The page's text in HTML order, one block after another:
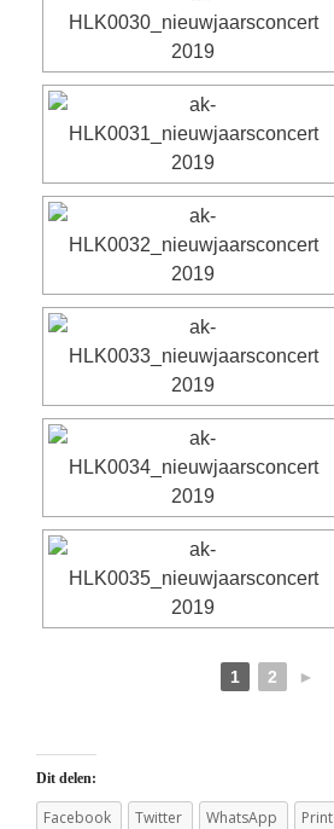
1 2 ►
Dit delen:
Facebook Twitter WhatsApp Print